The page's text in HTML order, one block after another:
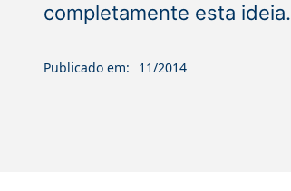
completamente esta ideia.
Publicado em: 11/2014